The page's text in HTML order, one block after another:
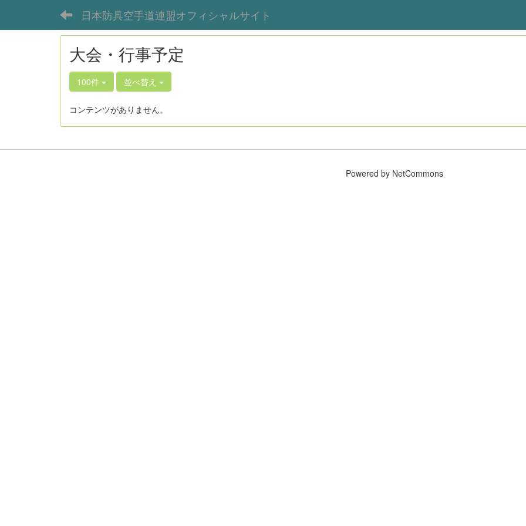
日本防具空手道連盟オフィシャルサイト
大会・行事予定
100件 並べ替え
コンテンツがありません。
Powered by NetCommons